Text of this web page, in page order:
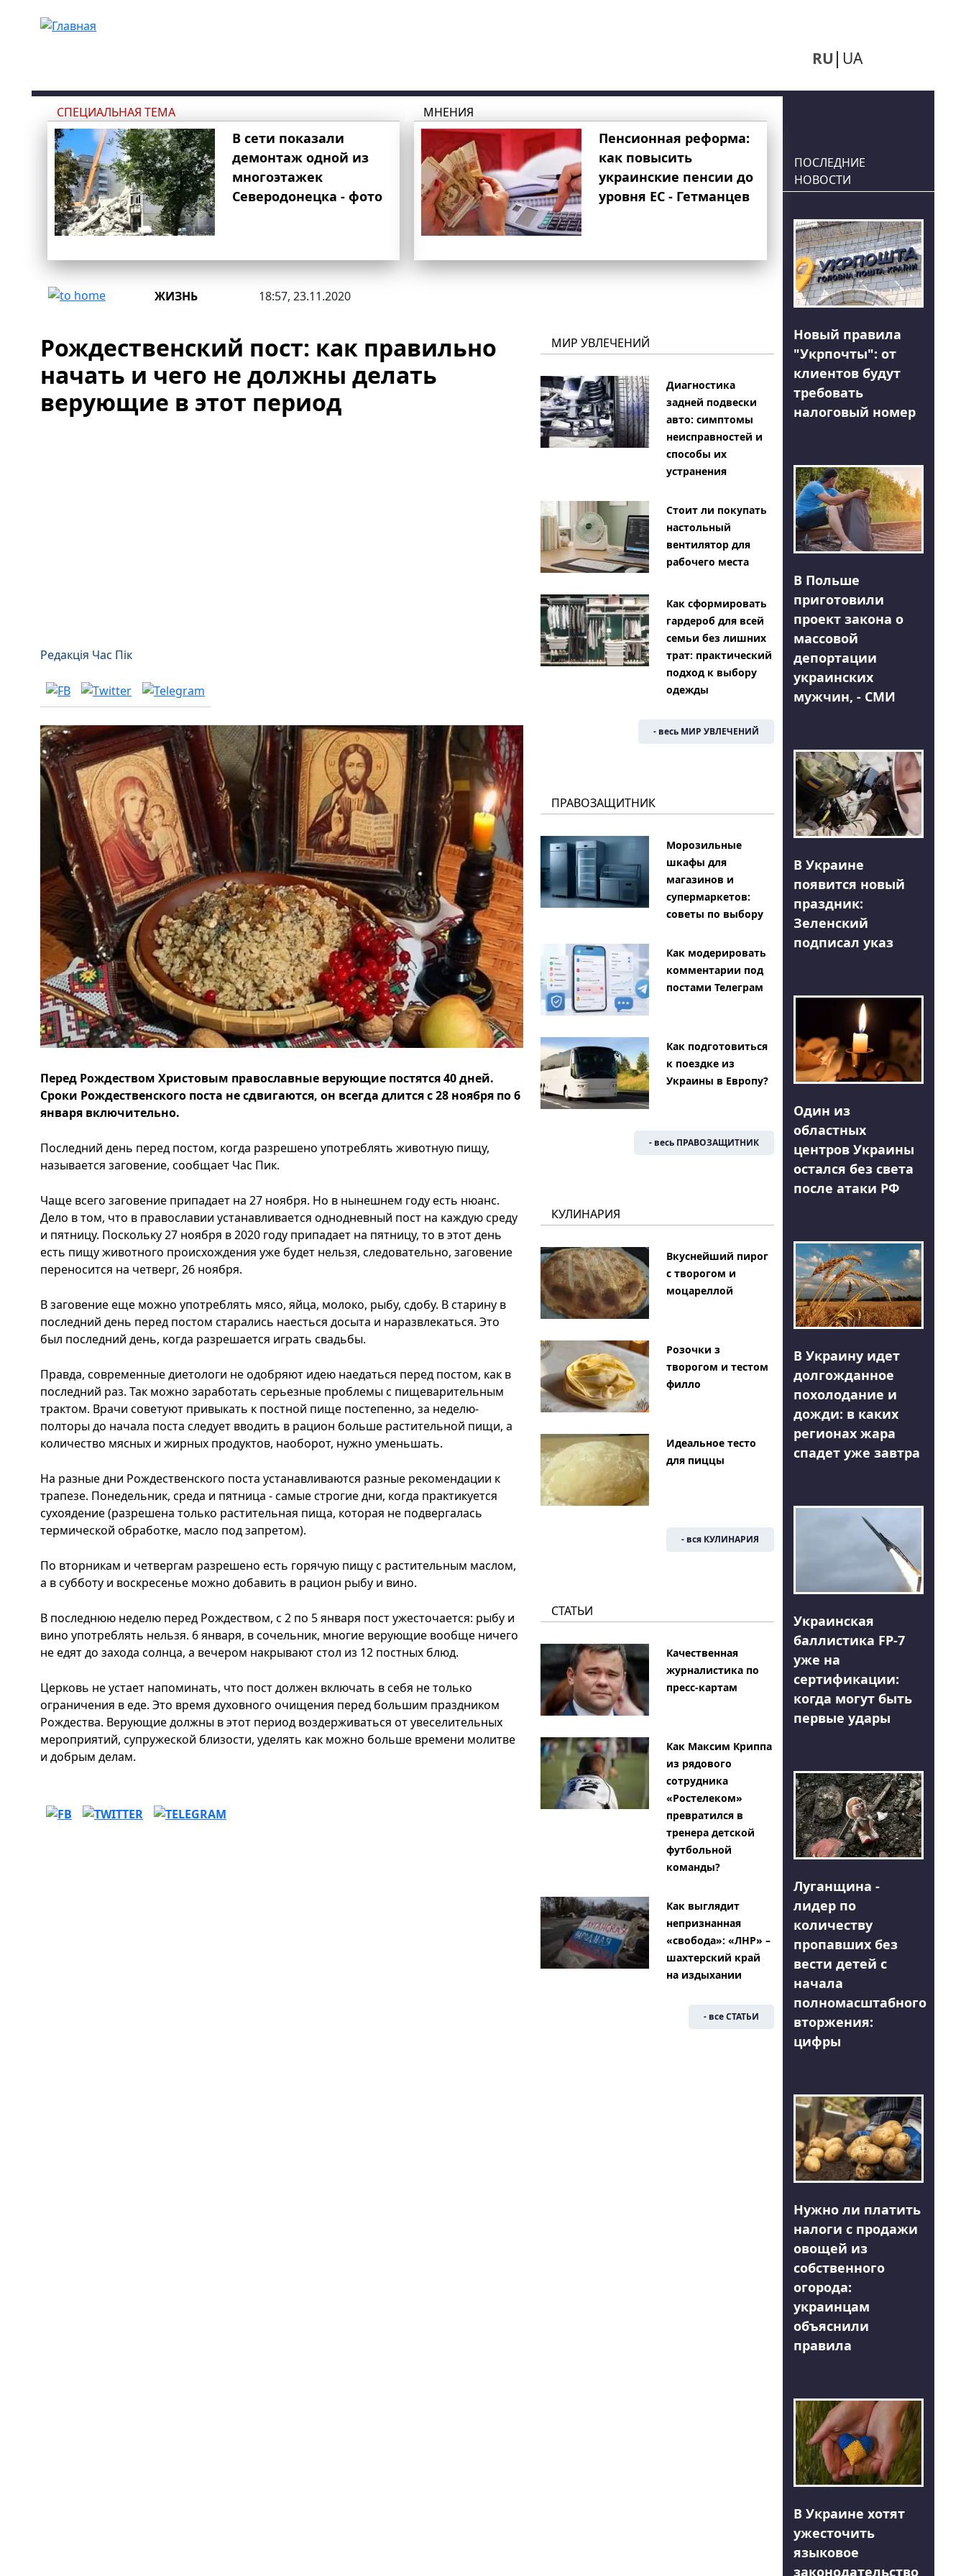
RU UA
СПЕЦИАЛЬНАЯ ТЕМА
В сети показали
демонтаж одной из
многоэтажек
Северодонецка - фото
МНЕНИЯ
Пенсионная реформа:
как повысить
украинские пенсии до
уровня ЕС - Гетманцев
ЖИЗНЬ 18:57, 23.11.2020
Рождественский пост: как правильно
начать и чего не должны делать
верующие в этот период
Редакція Час Пік
Перед Рождеством Христовым православные верующие постятся 40 дней.
Сроки Рождественского поста не сдвигаются, он всегда длится с 28 ноября по 6
января включительно.
Последний день перед постом, когда разрешено употреблять животную пищу,
называется заговение, сообщает Час Пик.
Чаще всего заговение припадает на 27 ноября. Но в нынешнем году есть нюанс.
Дело в том, что в православии устанавливается однодневный пост на каждую среду
и пятницу. Поскольку 27 ноября в 2020 году припадает на пятницу, то в этот день
есть пищу животного происхождения уже будет нельзя, следовательно, заговение
переносится на четверг, 26 ноября.
В заговение еще можно употреблять мясо, яйца, молоко, рыбу, сдобу. В старину в
последний день перед постом старались наесться досыта и наразвлекаться. Это
был последний день, когда разрешается играть свадьбы.
Правда, современные диетологи не одобряют идею наедаться перед постом, как в
последний раз. Так можно заработать серьезные проблемы с пищеварительным
трактом. Врачи советуют привыкать к постной пище постепенно, за неделю-
полторы до начала поста следует вводить в рацион больше растительной пищи, а
количество мясных и жирных продуктов, наоборот, нужно уменьшать.
На разные дни Рождественского поста устанавливаются разные рекомендации к
трапезе. Понедельник, среда и пятница - самые строгие дни, когда практикуется
сухоядение (разрешена только растительная пища, которая не подвергалась
термической обработке, масло под запретом).
По вторникам и четвергам разрешено есть горячую пищу с растительным маслом,
а в субботу и воскресенье можно добавить в рацион рыбу и вино.
В последнюю неделю перед Рождеством, с 2 по 5 января пост ужесточается: рыбу и
вино употреблять нельзя. 6 января, в сочельник, многие верующие вообще ничего
не едят до захода солнца, а вечером накрывают стол из 12 постных блюд.
Церковь не устает напоминать, что пост должен включать в себя не только
ограничения в еде. Это время духовного очищения перед большим праздником
Рождества. Верующие должны в этот период воздерживаться от увеселительных
мероприятий, супружеской близости, уделять как можно больше времени молитве
и добрым делам.
МИР УВЛЕЧЕНИЙ
Диагностика
задней подвески
авто: симптомы
неисправностей и
способы их
устранения
Стоит ли покупать
настольный
вентилятор для
рабочего места
Как сформировать
гардероб для всей
семьи без лишних
трат: практический
подход к выбору
одежды
- весь МИР УВЛЕЧЕНИЙ
ПРАВОЗАЩИТНИК
Морозильные
шкафы для
магазинов и
супермаркетов:
советы по выбору
Как модерировать
комментарии под
постами Телеграм
Как подготовиться
к поездке из
Украины в Европу?
- весь ПРАВОЗАЩИТНИК
КУЛИНАРИЯ
Вкуснейший пирог
с творогом и
моцареллой
Розочки з
творогом и тестом
филло
Идеальное тесто
для пиццы
- вся КУЛИНАРИЯ
СТАТЬИ
Качественная
журналистика по
пресс-картам
Как Максим Криппа
из рядового
сотрудника
«Ростелеком»
превратился в
тренера детской
футбольной
команды?
Как выглядит
непризнанная
«свобода»: «ЛНР» –
шахтерский край
на издыхании
- все СТАТЬИ
ПОСЛЕДНИЕ
НОВОСТИ
Новый правила
"Укрпочты": от
клиентов будут
требовать
налоговый номер
В Польше
приготовили
проект закона о
массовой
депортации
украинских
мужчин, - СМИ
В Украине
появится новый
праздник:
Зеленский
подписал указ
Один из
областных
центров Украины
остался без света
после атаки РФ
В Украину идет
долгожданное
похолодание и
дожди: в каких
регионах жара
спадет уже завтра
Украинская
баллистика FP-7
уже на
сертификации:
когда могут быть
первые удары
Луганщина -
лидер по
количеству
пропавших без
вести детей с
начала
полномасштабного
вторжения:
цифры
Нужно ли платить
налоги с продажи
овощей из
собственного
огорода:
украинцам
объяснили
правила
В Украине хотят
ужесточить
языковое
законодательство